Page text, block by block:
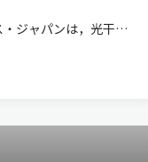
ジャパンは，光干渉
の製品は，OCTシ
ーションを行なうた